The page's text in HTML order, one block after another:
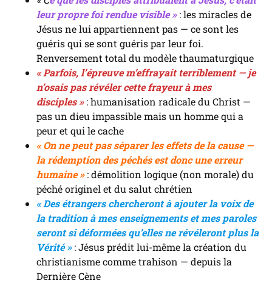
leur propre foi rendue visible »: les miracles de
Jésus ne lui appartiennent pas — ce sont les
guéris qui se sont guéris par leur foi.
Renversement total du modèle thaumaturgique
« Parfois, l’épreuve m’effrayait terriblement — je
n’osais pas révéler cette frayeur à mes
disciples »: humanisation radicale du Christ —
pas un dieu impassible mais un homme qui a
peur et qui le cache
« On ne peut pas séparer les effets de la cause —
la rédemption des péchés est donc une erreur
humaine »: démolition logique (non morale) du
péché originel et du salut chrétien
« Des étrangers chercheront à ajouter la voix de
la tradition à mes enseignements et mes paroles
seront si déformées qu’elles ne révéleront plus la
Vérité »: Jésus prédit lui-même la création du
christianisme comme trahison — depuis la
Dernière Cène